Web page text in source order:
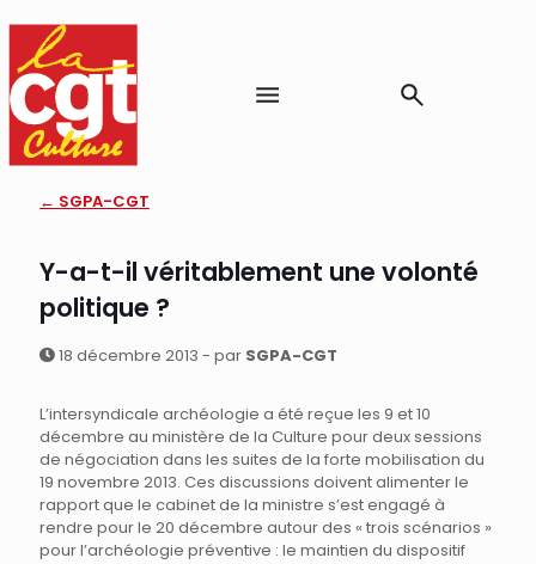
← SGPA-CGT
Y-a-t-il véritablement une volonté
politique ?
18 décembre 2013 - par SGPA-CGT
L’intersyndicale archéologie a été reçue les 9 et 10
décembre au ministère de la Culture pour deux sessions
de négociation dans les suites de la forte mobilisation du
19 novembre 2013. Ces discussions doivent alimenter le
rapport que le cabinet de la ministre s’est engagé à
rendre pour le 20 décembre autour des « trois scénarios »
pour l’archéologie préventive : le maintien du dispositif